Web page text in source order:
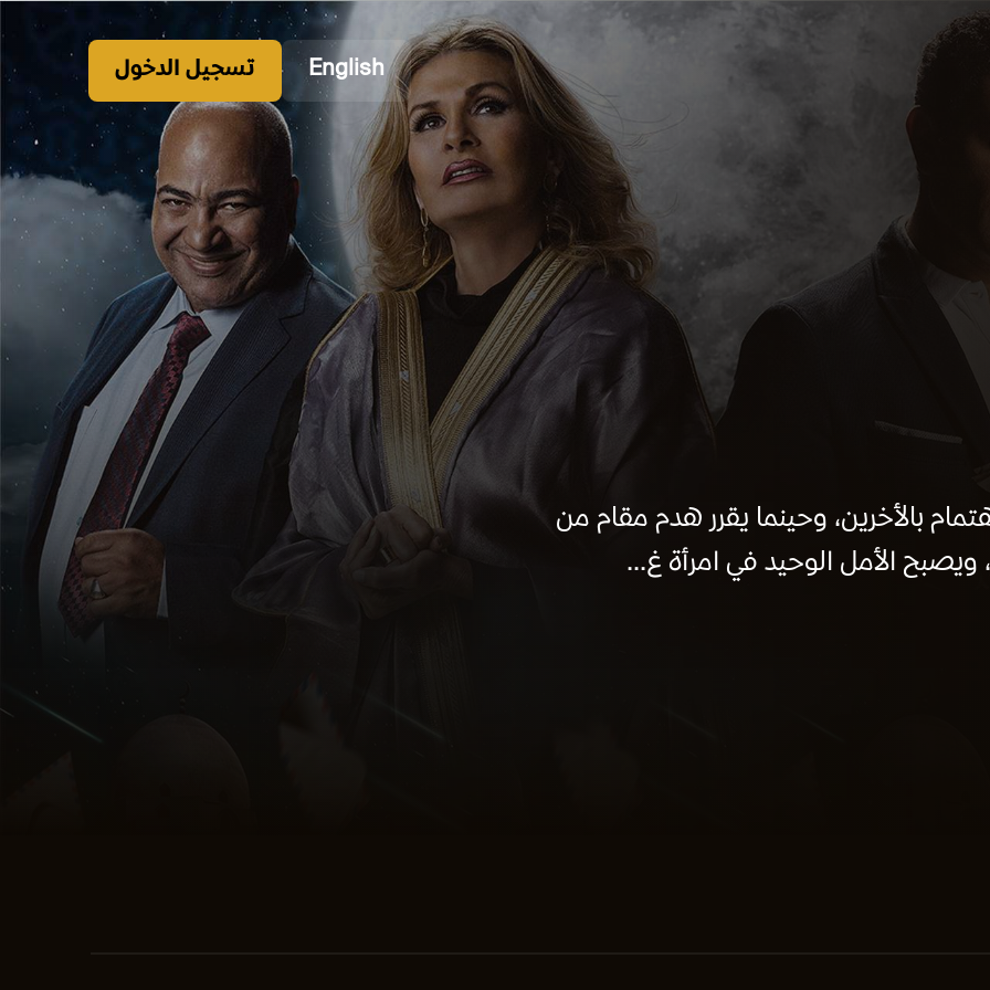
English تسجيل الدخول
بالأخرين، وحينما يقرر هدم مقام من
ويصبح الأمل الوحيد في امرأة غ...